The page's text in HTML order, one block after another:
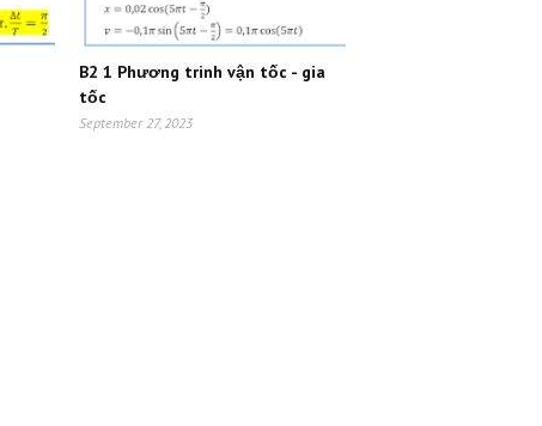
B2 1 Phương trinh vận tốc - gia
tốc
September 27, 2023